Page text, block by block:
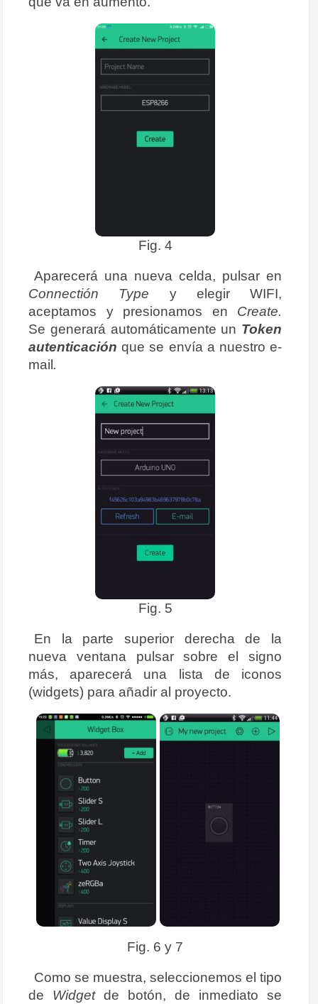
Fig. 4
Aparecerá una nueva celda, pulsar en
Connectión Type y elegir WIFI,
aceptamos y presionamos en Create.
Se generará automáticamente un Token
autenticación que se envía a nuestro e-
mail.
Fig. 5
En la parte superior derecha de la
nueva ventana pulsar sobre el signo
más, aparecerá una lista de iconos
(widgets) para añadir al proyecto.
Fig. 6 y 7
Como se muestra, seleccionemos el tipo
de Widgetde botón, de inmediato se